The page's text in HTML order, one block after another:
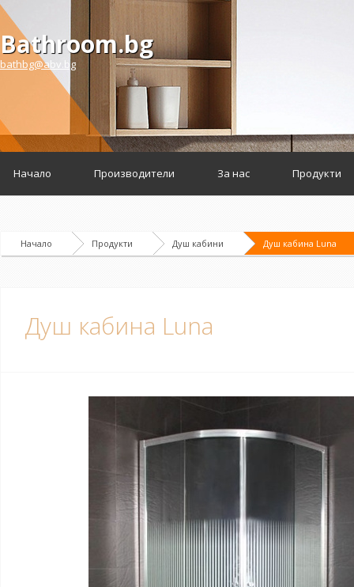
Bathroom.bg
bathbg@abv.bg
Начало Производители За нас Продукти
Начало Продукти Душ кабини Душ кабина Luna
Душ кабина Luna